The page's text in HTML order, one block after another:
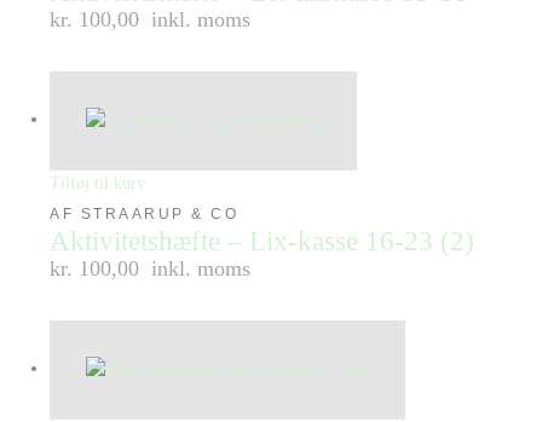
kr. 100,00 inkl. moms
Tilføj til kurv
AF STRAARUP & CO
Aktivitetshæfte – Lix-kasse 16-23 (2)
kr. 100,00 inkl. moms